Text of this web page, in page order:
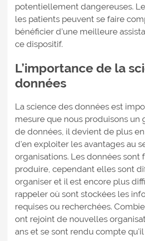
potentiellement dangereuses.
les patients peuvent se faire
bénéficier d’une meilleure
ce dispositif.
L’importance de la
données
La science des données est
mesure que nous produisons un
de données, il devient de plus
d'en exploiter les avantages au
organisations. Les données sont
produire, cependant elles sont
organiser et il est encore plus
rappeler où sont stockées les
requises ou recherchées.
ont rejoint de nouvelles
ans et se sont rendu compte